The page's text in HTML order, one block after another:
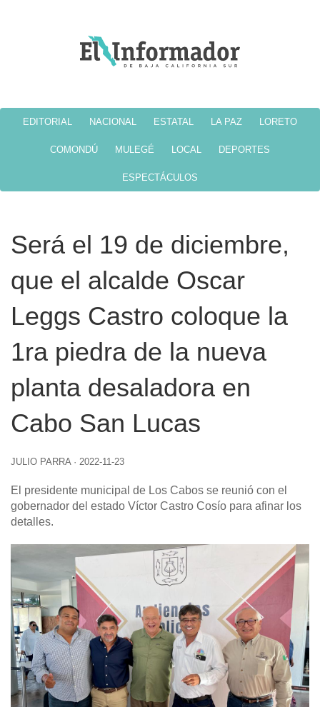
EDITORIAL NACIONAL ESTATAL LA PAZ LORETO
COMONDÚ MULEGÉ LOCAL DEPORTES
ESPECTÁCULOS
Será el 19 de diciembre,
que el alcalde Oscar
Leggs Castro coloque la
1ra piedra de la nueva
planta desaladora en
Cabo San Lucas
JULIO PARRA · 2022-11-23
El presidente municipal de Los Cabos se reunió con el
gobernador del estado Víctor Castro Cosío para afinar los
detalles.